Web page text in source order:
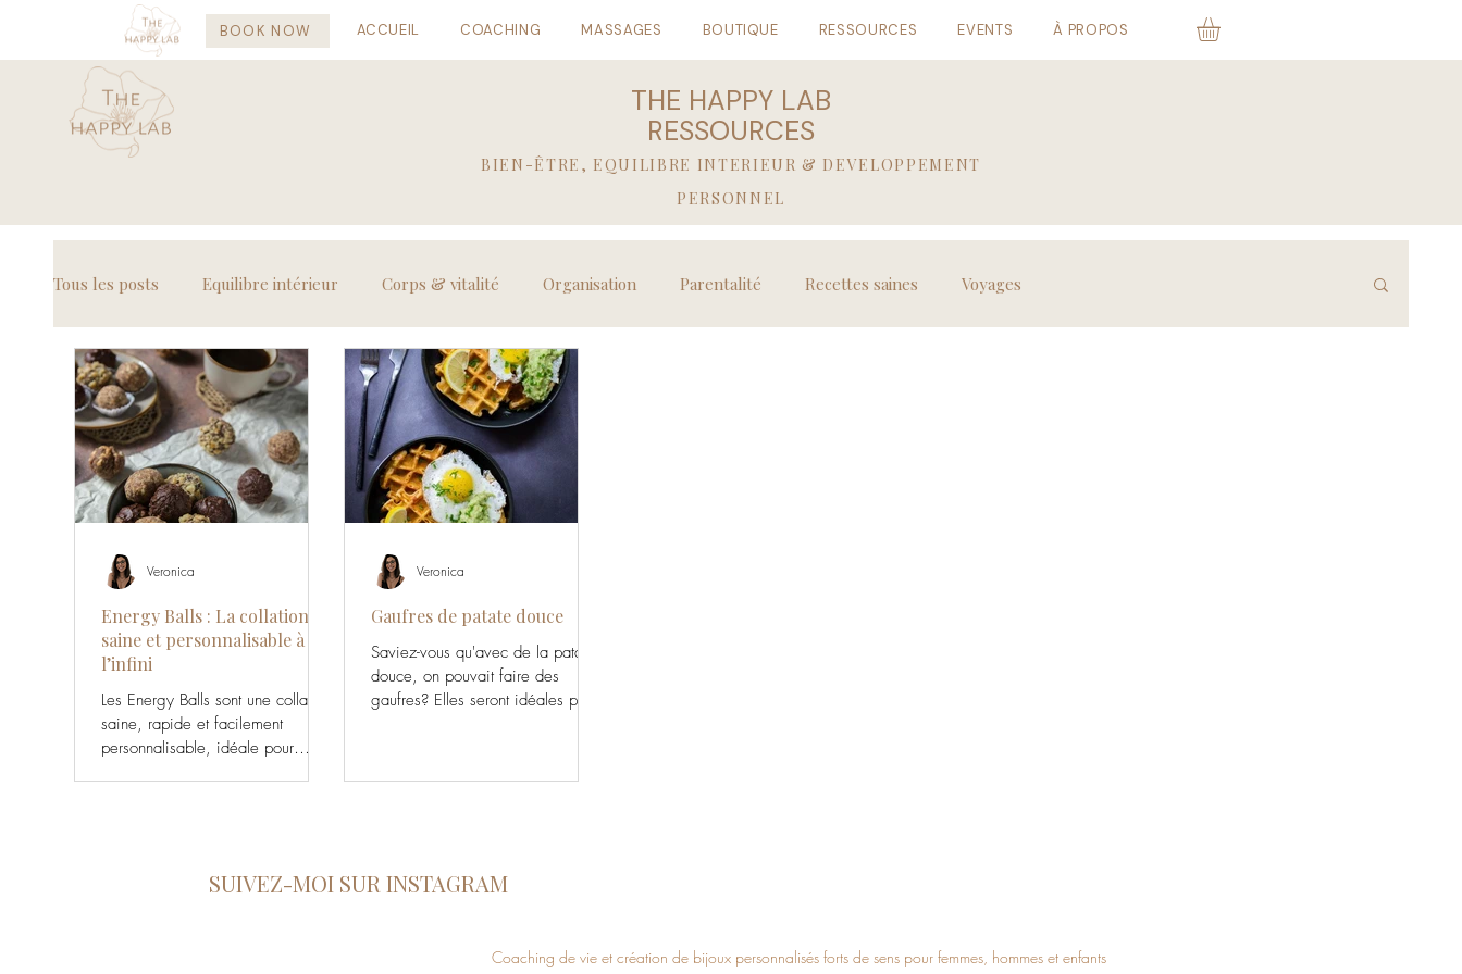
BOOK NOW ACCUEIL COACHING MASSAGES BOUTIQUE RESSOURCES EVENTS À PROPOS
THE HAPPY LAB
RESSOURCES
BIEN-ÊTRE, EQUILIBRE INTERIEUR & DEVELOPPEMENT
PERSONNEL
Tous les posts Equilibre intérieur Corps & vitalité Organisation Parentalité Recettes saines Voyages
Energy Balls : La collation
saine et personnalisable à
l’infini
Les Energy Balls sont une collation
saine, rapide et facilement
personnalisable, idéale pour
Veronica
Gaufres de patate douce
Saviez-vous qu'avec de la patate
douce, on pouvait faire des
gaufres? Elles seront idéales pour
Veronica
SUIVEZ-MOI SUR INSTAGRAM
Coaching de vie et création de bijoux personnalisés forts de sens pour femmes, hommes et enfants